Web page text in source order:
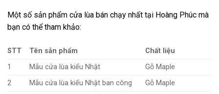
Một số sản phẩm cửa lùa bán chạy nhất tại Hoàng Phúc mà
bạn có thể tham khảo:
STT Tên sản phẩm
Chất liệu
1
Mẫu cửa lùa kiểu Nhật
Gỗ Maple
2
Mẫu cửa lùa kiểu Nhật ban công
Gỗ Maple